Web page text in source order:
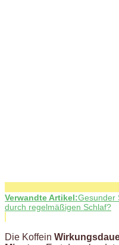
Verwandte Artikel:Gesunder
durch regelmäßigen Schlaf?
Die Koffein